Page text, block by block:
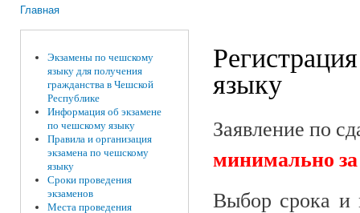
Главная
Экзамены по чешскому
языку для получения
гражданства в Чешской
Республике
Информация об экзамене
по чешскому языку
Правила и организация
экзамена по чешскому
языку
Сроки проведения
экзаменов
Места проведения
языку
Заявление по
минимально за
Выбор срока и